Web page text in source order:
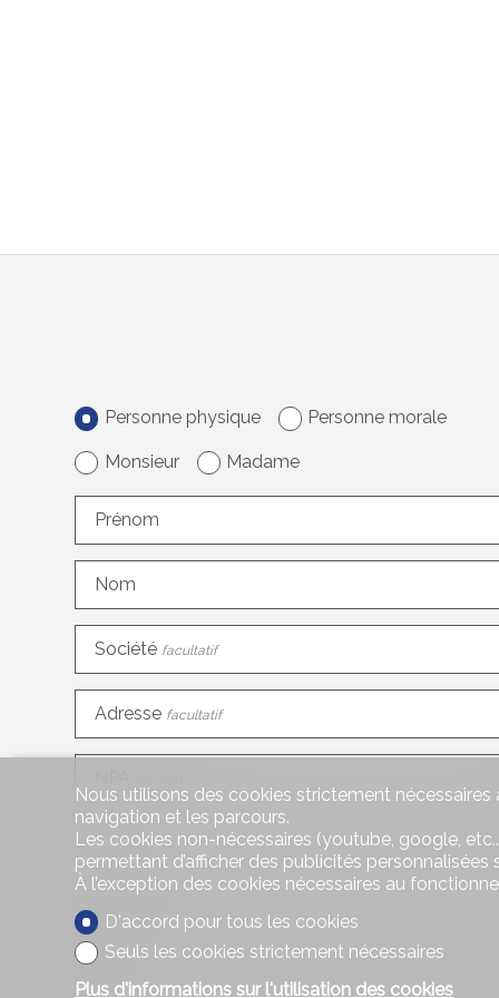
Personne physique Personne morale
Monsieur Madame
Prénom
Nom
Société facultatif
Adresse facultatif
Paysfacultatif
Nous utilisons des cookies strictement
navigation et les parcours.
Les cookies non-nécessaires (youtube, google,
permettant d’afficher des publicités
À l’exception des cookies nécessaires au
D'accord pour tous les cookies
Seuls les cookies strictement nécessaires
Plus d'informations sur l'utilisation des cookies